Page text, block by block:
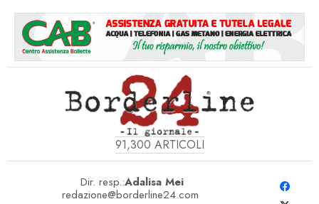
91,300 ARTICOLI
Dir. resp.:Adalisa Mei
redazione@borderline24.com